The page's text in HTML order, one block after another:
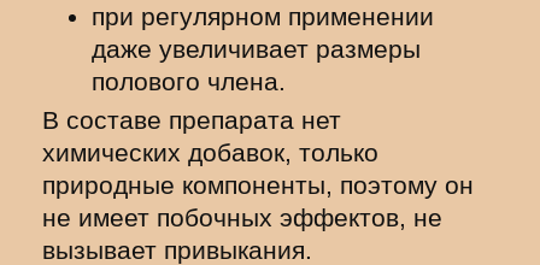
при регулярном применении
даже увеличивает размеры
полового члена.
В составе препарата нет
химических добавок, только
природные компоненты, поэтому он
не имеет побочных эффектов, не
вызывает привыкания.